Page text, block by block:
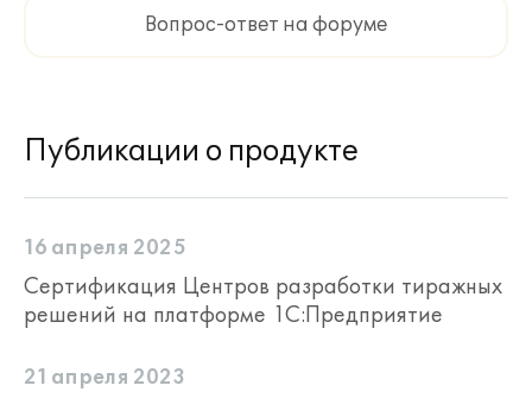
Вопрос-ответ на форуме
Публикации о продукте
16 апреля 2025
Сертификация Центров разработки тиражных
решений на платформе 1С:Предприятие
21 апреля 2023